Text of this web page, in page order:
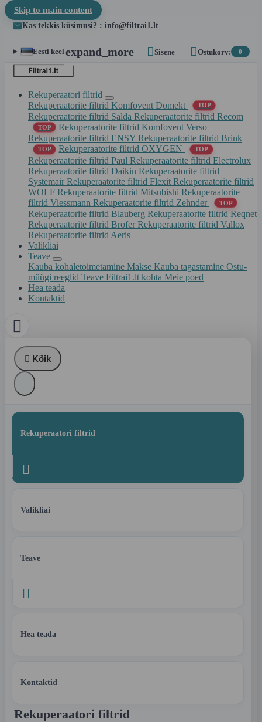
Skip to main content
Kas tekkis küsimusi? : info@filtrai1.lt
Eesti keel expand_more Sisene Ostukorv: 0
Rekuperaatori filtrid
Rekuperaatorite filtrid Komfovent Domekt
TOP
Rekuperaatorite filtrid Salda Rekuperaatorite filtrid Recom
TOP
Rekuperaatorite filtrid Komfovent Verso
Rekuperaatorite filtrid ENSY Rekuperaatorite filtrid Brink
TOP Rekuperaatorite filtrid OXYGEN TOP
Rekuperaatorite filtrid Paul Rekuperaatorite filtrid Electrolux
Rekuperaatorite filtrid Daikin Rekuperaatorite filtrid
Systemair Rekuperaatorite filtrid Flexit Rekuperaatorite filtrid
WOLF Rekuperaatorite filtrid Mitsubishi Rekuperaatorite
filtrid Viessmann Rekuperaatorite filtrid Zehnder TOP
Rekuperaatorite filtrid Blauberg Rekuperaatorite filtrid Reqnet
Rekuperaatorite filtrid Brofer Rekuperaatorite filtrid Vallox
Rekuperaatorite filtrid Aeris
Valikliai
Teave
Kauba kohaletoimetamine Makse Kauba tagastamine Ostu-
müügi reeglid Teave Filtrai1.lt kohta Meie poed
Hea teada
Kontaktid

 Kõik
Rekuperaatori filtrid

Valikliai
Teave

Hea teada
Kontaktid
Rekuperaatori filtrid